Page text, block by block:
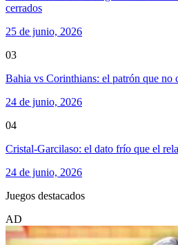
cerrados
25 de junio, 2026
03
Bahia vs Corinthians: el patrón que no
24 de junio, 2026
04
Cristal-Garcilaso: el dato frío que el
24 de junio, 2026
Juegos destacados
AD